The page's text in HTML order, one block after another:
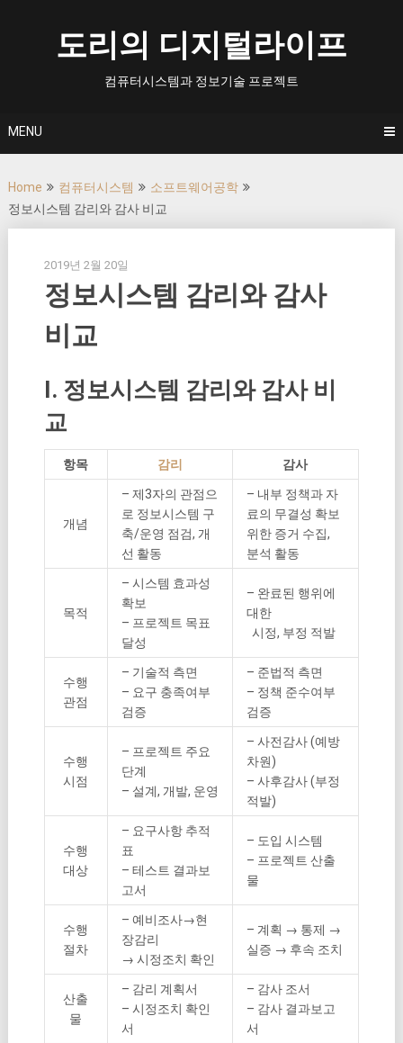
도리의 디지털라이프
컴퓨터시스템과 정보기술 프로젝트
MENU
Home 컴퓨터시스템
소프트웨어공학
정보시스템 감리와 감사 비교
2019년 2월 20일
정보시스템 감리와 감사
비교
I. 정보시스템 감리와 감사 비
교
항목 감리 감사
개념
– 제3자의 관점으
로 정보시스템 구
축/운영 점검, 개
선 활동
– 내부 정책과 자
료의 무결성 확보
위한 증거 수집,
분석 활동
목적
– 시스템 효과성
확보
– 프로젝트 목표
달성
– 완료된 행위에
대한
시정, 부정 적발
수행
관점
– 기술적 측면
– 요구 충족여부
검증
– 준법적 측면
– 정책 준수여부
검증
수행
시점
– 프로젝트 주요
단계
– 설계, 개발, 운영
– 사전감사 (예방
차원)
– 사후감사 (부정
적발)
수행
대상
– 요구사항 추적
표
– 테스트 결과보
고서
– 도입 시스템
– 프로젝트 산출
물
수행
절차
– 예비조사→현
장감리
→ 시정조치 확인
– 계획 → 통제 →
실증 → 후속 조치
산출
물
– 감리 계획서
– 시정조치 확인
서
– 감사 조서
– 감사 결과보고
서